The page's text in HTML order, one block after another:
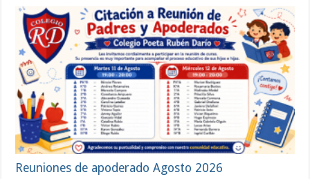
Reuniones de apoderado Agosto 2026